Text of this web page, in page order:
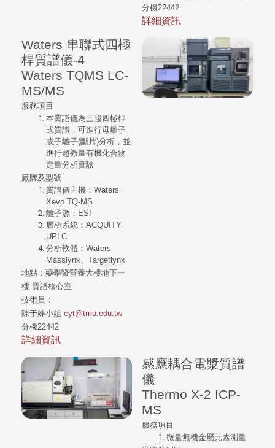
分機22442
詳細資訊
Waters 串聯式四極
桿質譜儀-4
Waters TQMS LC-
MS/MS
服務項目
本質譜儀為三段四極桿
式質譜，可進行母離子
或子離子(斷片)分析，並
進行超微量有機化合物
定量分析實驗
廠牌及型號
質譜儀主機：Waters
Xevo TQ-MS
離子源：ESI
層析系統：ACQUITY
UPLC
分析軟體：Waters
Masslynx、Targetlynx
地點：藥學暨營養大樓地下一
樓 質譜核心室
技術員：
陳于婷小姐cyt@tmu.edu.tw
分機22442
詳細資訊
感應耦合電漿質譜
儀
Thermo X-2 ICP-
MS
服務項目
微量無機金屬元素測量